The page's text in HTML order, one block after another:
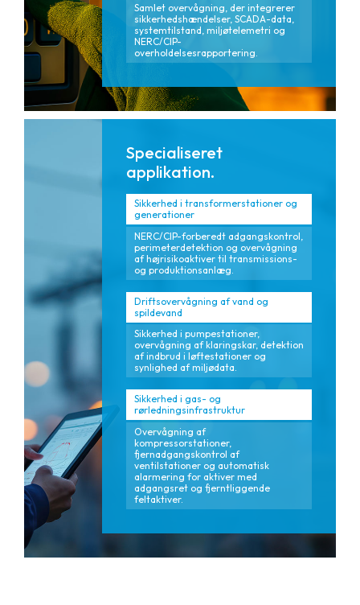
Samlet overvågning, der integrerer
sikkerhedshændelser, SCADA-data,
systemtilstand, miljøtelemetri og
NERC/CIP-
overholdelsesrapportering.
Specialiseret
applikation.
Sikkerhed i transformerstationer og
generationer
NERC/CIP-forberedt adgangskontrol,
perimeterdetektion og overvågning
af højrisikoaktiver til transmissions-
og produktionsanlæg.
Driftsovervågning af vand og
spildevand
Sikkerhed i pumpestationer,
overvågning af klaringskar, detektion
af indbrud i løftestationer og
synlighed af miljødata.
Sikkerhed i gas- og
rørledningsinfrastruktur
Overvågning af
kompressorstationer,
fjernadgangskontrol af
ventilstationer og automatisk
alarmering for aktiver med
adgangsret og fjerntliggende
feltaktiver.